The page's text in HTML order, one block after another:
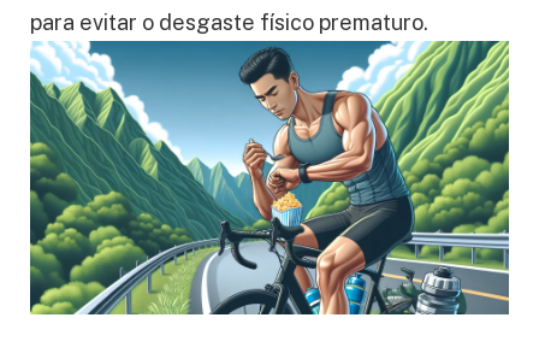
para evitar o desgaste físico prematuro.